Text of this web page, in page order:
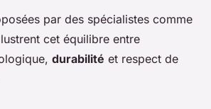
par des spécialistes comme
cet équilibre entre
durabilité et respect de